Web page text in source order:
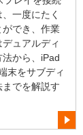
一度にたく
ができ、作業
ュアルディ
から、iPad
末をサブディ
でを解説す